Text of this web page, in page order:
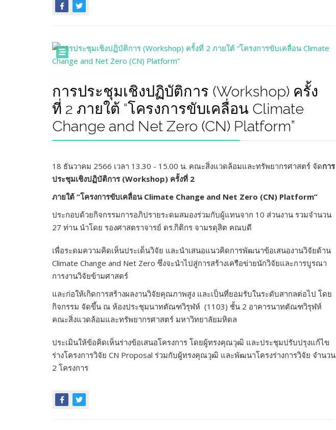
การประชุมเชิงปฏิบัติการ (Workshop) ครั้ง
ที่ 2 ภายใต้ “โครงการขับเคลื่อน Climate
Change and Net Zero (CN) Platform”
18 ธันวาคม 2566 เวลา 13.30 - 15.00 น. คณะสิ่งแวดล้อมและทรัพยากรศาสตร์ จัดการ
ประชุมเชิงปฏิบัติการ (Workshop) ครั้งที่ 2
ภายใต้ “โครงการขับเคลื่อน Climate Change and Net Zero (CN) Platform”
ประกอบด้วยกิจกรรมการอภิปรายระดมสมองร่วมกับผู้แทนจาก 10 ส่วนงาน รวมจำนวน
27 ท่าน นำโดย รองศาสตราจารย์ ดร.กิติกร จามรดุสิต คณบดี
เพื่อระดมความคิดเห็นประเด็นวิจัย และนำเสนอแนวคิดการพัฒนาข้อเสนองานวิจัยด้าน
Climate Change and Net Zero ซึ่งจะนำไปสู่การสร้างเครือข่ายนักวิจัยและการบูรณา
การงานวิจัยข้ามศาสตร์
และก่อให้เกิดการสร้างผลงานวิจัยคุณภาพสูง และเป็นที่ยอมรับในระดับสากลต่อไป โดย
กิจกรรม จัดขึ้น ณ ห้องประชุมนาทตัณฑวิรุฬห์ (1103) ชั้น 2 อาคารนาทตัณฑวิรุฬห์
คณะสิ่งแวดล้อมและทรัพยากรศาสตร์ มหาวิทยาลัยมหิดล
ประเมินให้ข้อคิดเห็นร่างข้อเสนอโครงการ โดยผู้ทรงคุณวุฒิ และประชุมปรับปรุงแก้ไข
ร่างโครงการวิจัย CN Proposal ร่วมกับผู้ทรงคุณวุฒิ และพัฒนาโครงร่างการวิจัย จำนวน
2 โครงการ